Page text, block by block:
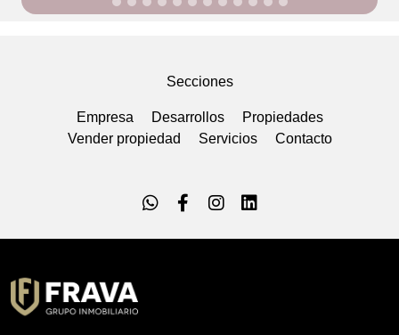
Secciones
Empresa Desarrollos
Propiedades
Vender propiedad
Servicios Contacto